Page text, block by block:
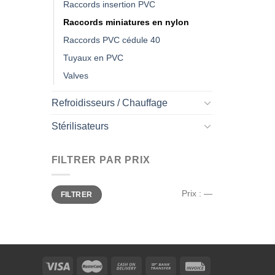
Raccords insertion PVC
Raccords miniatures en nylon
Raccords PVC cédule 40
Tuyaux en PVC
Valves
Refroidisseurs / Chauffage
Stérilisateurs
FILTRER PAR PRIX
Prix
min
Prix
maxFILTRER Prix : —